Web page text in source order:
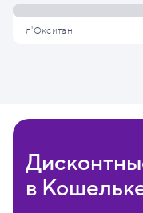
л'Окситан
в